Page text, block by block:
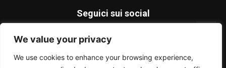
We value your privacy
We use cookies to enhance your browsing experience,
Seguici sui social